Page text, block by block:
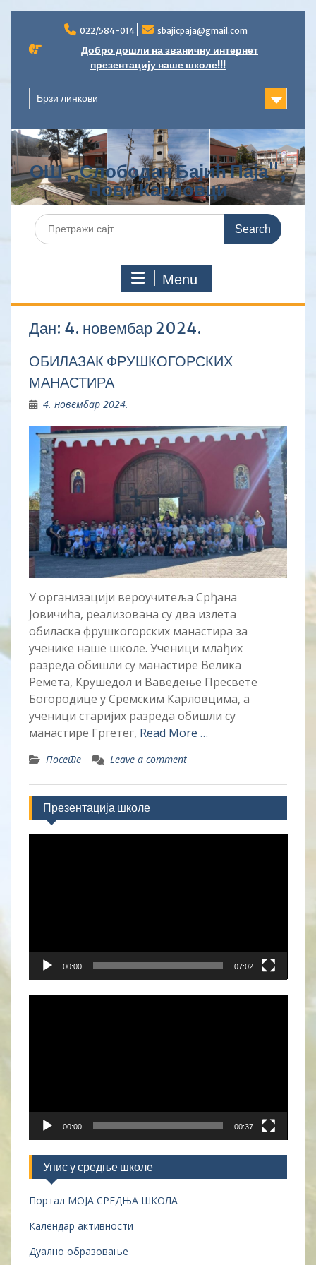
content
022/584-014 sbajicpaja@gmail.com
Добро дошли на званичну интернет
презентацију наше школе!!!
Брзи линкови
ОШ ,,Слободан Бајић Паја",
Нови Карловци
Search
for:
Menu
Дан: 4. новембар 2024.
ОБИЛАЗАК ФРУШКОГОРСКИХ
МАНАСТИРА
4. новембар 2024.
У организацији вероучитеља Срђана
Јовичића, реализована су два излета
обиласка фрушкогорских манастира за
ученике наше школе. Ученици млађих
разреда обишли су манастире Велика
Ремета, Крушедол и Ваведење Пресвете
Богородице у Сремским Карловцима, а
ученици старијих разреда обишли су
манастире Гргетег, Read More …
Посете Leave a comment
Презентација школе
00:00 07:02
00:00 00:37
Упис у средње школе
Портал МОЈА СРЕДЊА ШКОЛА
Календар активности
Дуално образовање